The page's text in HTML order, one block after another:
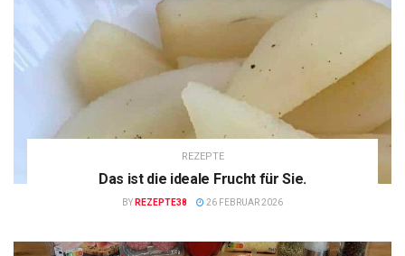
REZEPTE
Das ist die ideale Frucht für Sie.
BY REZEPTE38 26 FEBRUAR 2026